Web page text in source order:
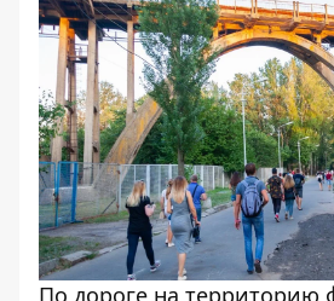
По дороге на территорию